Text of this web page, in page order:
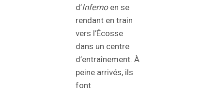
d’Infernoen se
rendant en train
vers l’Écosse
dans un centre
d’entraînement. À
peine arrivés, ils
font